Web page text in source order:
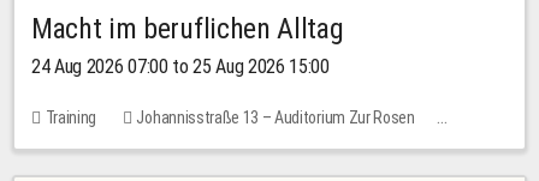
Macht im beruflichen Alltag
24 Aug 2026 07:00 to 25 Aug 2026 15:00
Training
Johannisstraße 13 – Auditorium Zur Rosen
1 place
30.00 EUR